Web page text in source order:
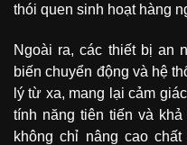
thói quen sinh hoạt hàng
Ngoài ra, các thiết bị an
biến chuyển động và hệ
lý từ xa, mang lại cảm
tính năng tiên tiến và
không chỉ nâng cao